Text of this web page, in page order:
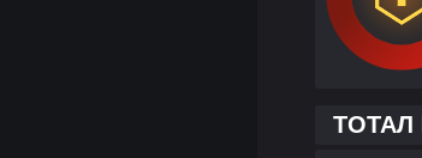
ТОТАЛ